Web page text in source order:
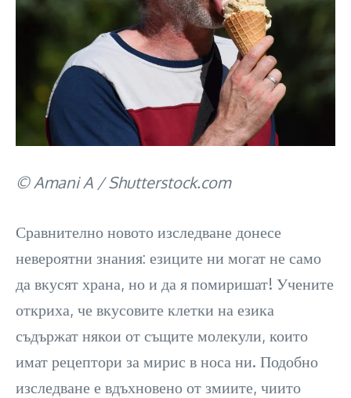
© Amani A / Shutterstock.com
Сравнително новото изследване донесе
невероятни знания: езиците ни могат не само
да вкусят храна, но и да я помиришат! Учените
откриха, че вкусовите клетки на езика
съдържат някои от същите молекули, които
имат рецептори за мирис в носа ни. Подобно
изследване е вдъхновено от змиите, чиито